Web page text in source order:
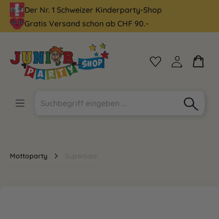
springen
Der Nr. 1 Schweizer Kinderparty-Shop
Gratis Versand schon ab CHF 90.-
Mottoparty Supersale